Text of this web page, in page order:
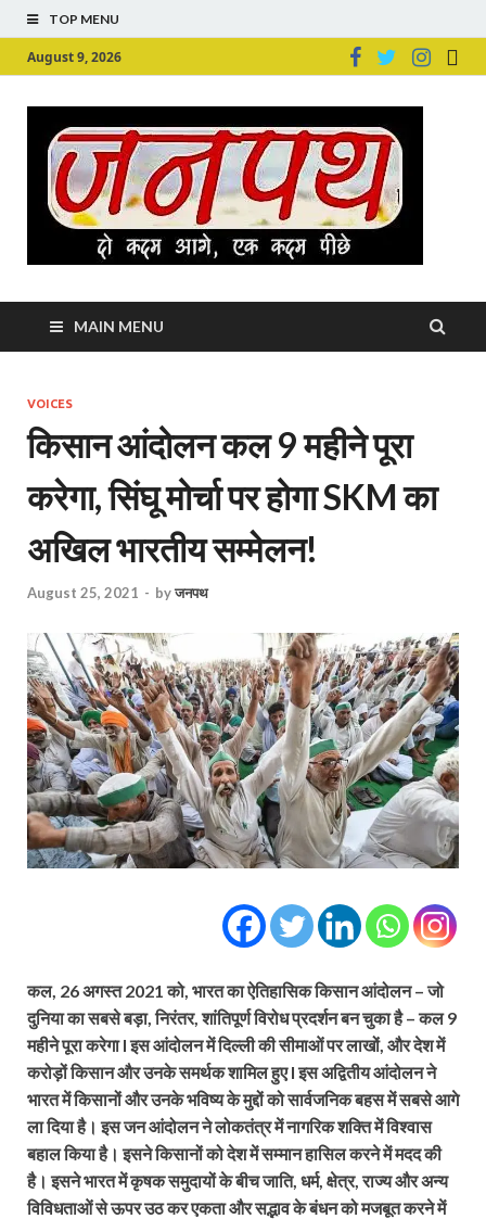
TOP MENU
August 9, 2026
MAIN MENU
VOICES
किसान आंदोलन कल 9 महीने पूरा
करेगा, सिंघू मोर्चा पर होगा SKM का
अखिल भारतीय सम्मेलन!
August 25, 2021 - byजनपथ
कल, 26 अगस्त 2021 को, भारत का ऐतिहासिक किसान आंदोलन – जो
दुनिया का सबसे बड़ा, निरंतर, शांतिपूर्ण विरोध प्रदर्शन बन चुका है – कल 9
महीने पूरा करेगा I इस आंदोलन में दिल्ली की सीमाओं पर लाखों, और देश में
करोड़ों किसान और उनके समर्थक शामिल हुए I इस अद्वितीय आंदोलन ने
भारत में किसानों और उनके भविष्य के मुद्दों को सार्वजनिक बहस में सबसे आगे
ला दिया है। इस जन आंदोलन ने लोकतंत्र में नागरिक शक्ति में विश्वास
बहाल किया है। इसने किसानों को देश में सम्मान हासिल करने में मदद की
है। इसने भारत में कृषक समुदायों के बीच जाति, धर्म, क्षेत्र, राज्य और अन्य
विविधताओं से ऊपर उठ कर एकता और सद्भाव के बंधन को मजबूत करने में